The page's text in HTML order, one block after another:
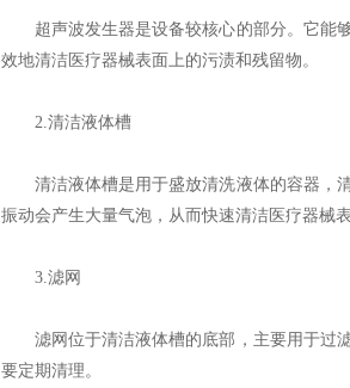
超声波发生器是设备较核心的部分。它能够
效地清洁医疗器械表面上的污渍和残留物。
2.清洁液体槽
清洁液体槽是用于盛放清洗液体的容器，清
振动会产生大量气泡，从而快速清洁医疗器械表
3.滤网
滤网位于清洁液体槽的底部，主要用于过滤
要定期清理。